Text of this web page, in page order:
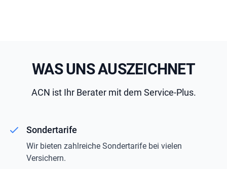
WAS UNS AUSZEICHNET
ACN ist Ihr Berater mit dem Service-Plus.
Sondertarife
Wir bieten zahlreiche Sondertarife bei vielen
Versichern.